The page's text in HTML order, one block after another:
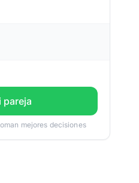
pareja
mejores decisiones